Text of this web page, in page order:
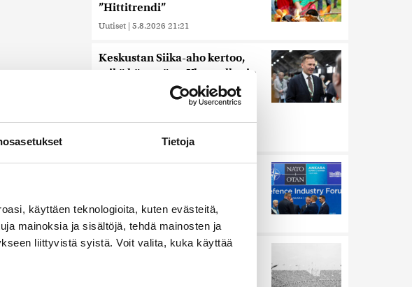
Tietoja
käyttäen teknologioita, kuten evästeitä,
mainoksia ja sisältöjä, tehdä mainosten ja
liittyvistä syistä. Voit valita, kuka käyttää
”Hittitrendi”
Uutiset | 5.8.2026 21:21
Keskustan Siika-aho kertoo,
mikä hänestä on Ylen gallupin
todellinen uutinen –
”Kokoomus maksaa siitä
hintaa”
6.8.2026 11:56
Uutiset
Harva tajusi Hitlerin